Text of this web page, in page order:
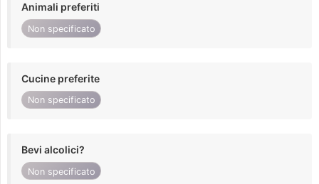
Animali preferiti
Non specificato
Cucine preferite
Non specificato
Bevi alcolici?
Non specificato